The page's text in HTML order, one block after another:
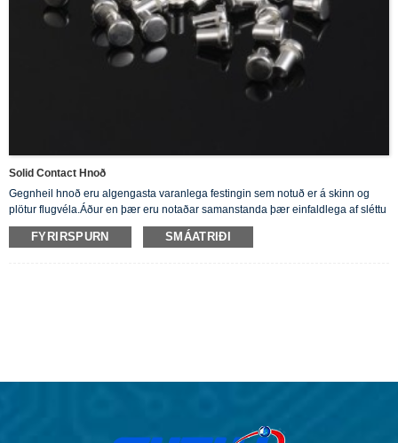
Solid Contact Hnoð
Gegnheil hnoð eru algengasta varanlega festingin sem notuð er á skinn og
plötur flugvéla.Áður en þær eru notaðar samanstanda þær einfaldlega af sléttu
skafti með kringlóttum, flötum haus í annan endann.
FYRIRSPURN SMÁATRIÐI